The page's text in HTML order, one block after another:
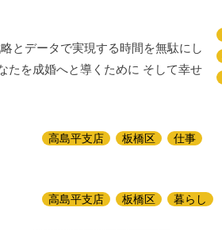
とデータで実現する時間を無駄にし
たを成婚へと導くために そして幸せ
高島平支店 板橋区 仕事
高島平支店 板橋区 暮らし